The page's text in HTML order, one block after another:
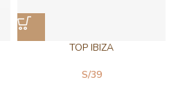
TOP IBIZA
S/39